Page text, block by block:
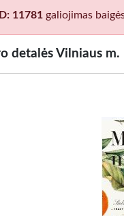
ID: 11781 galiojimas
detalės Vilniaus m.